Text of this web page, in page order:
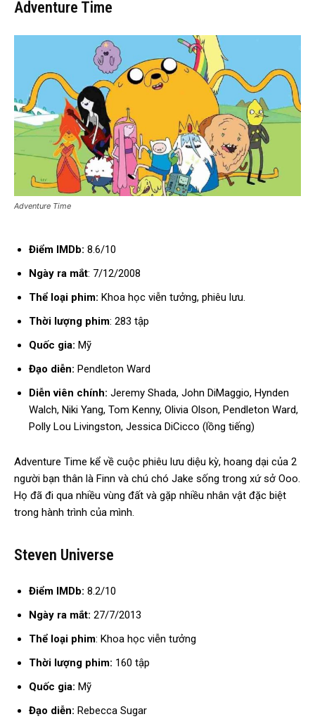
Adventure Time
Adventure Time
Điểm IMDb: 8.6/10
Ngày ra mắt: 7/12/2008
Thể loại phim: Khoa học viễn tưởng, phiêu lưu.
Thời lượng phim: 283 tập
Quốc gia: Mỹ
Đạo diễn: Pendleton Ward
Diễn viên chính: Jeremy Shada, John DiMaggio, Hynden
Walch, Niki Yang, Tom Kenny, Olivia Olson, Pendleton Ward,
Polly Lou Livingston, Jessica DiCicco (lồng tiếng)
Adventure Time kể về cuộc phiêu lưu diệu kỳ, hoang dại của 2
người bạn thân là Finn và chú chó Jake sống trong xứ sở Ooo.
Họ đã đi qua nhiều vùng đất và gặp nhiều nhân vật đặc biệt
trong hành trình của mình.
Steven Universe
Điểm IMDb: 8.2/10
Ngày ra mắt: 27/7/2013
Thể loại phim: Khoa học viễn tưởng
Thời lượng phim: 160 tập
Quốc gia: Mỹ
Đạo diễn: Rebecca Sugar